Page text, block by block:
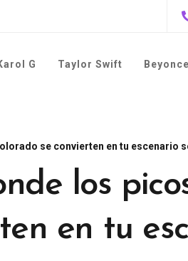
G Taylor Swift Beyonce
se convierten en tu escenario
los
en tu